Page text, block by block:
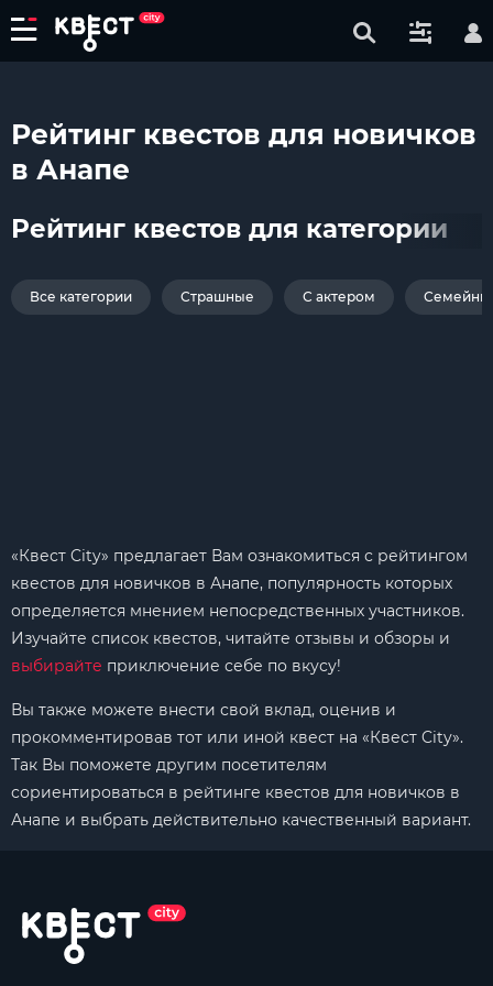
Рейтинг квестов для новичков
в Анапе
Рейтинг квестов для категории
Все категории Страшные С актером
«Квест City» предлагает Вам ознакомиться с рейтингом
квестов для новичков в Анапе, популярность которых
определяется мнением непосредственных участников.
Изучайте список квестов, читайте отзывы и обзоры и
выбирайте приключение себе по вкусу!
Вы также можете внести свой вклад, оценив и
прокомментировав тот или иной квест на «Квест City».
Так Вы поможете другим посетителям
сориентироваться в рейтинге квестов для новичков в
Анапе и выбрать действительно качественный вариант.